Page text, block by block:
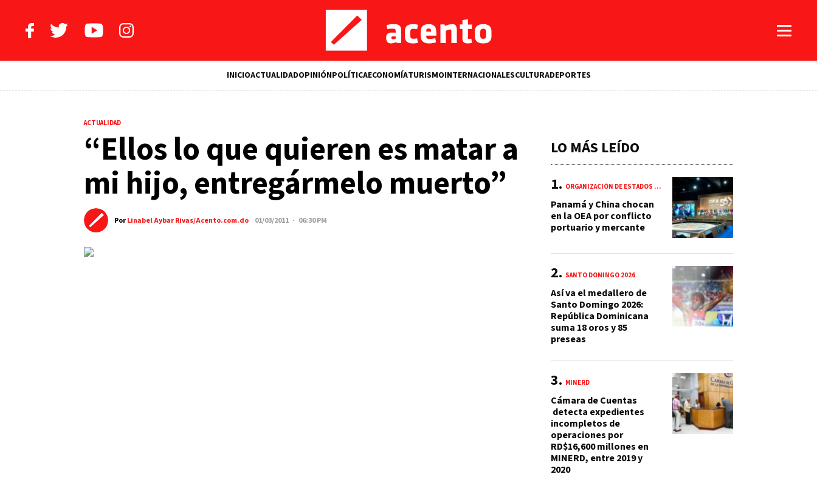
INICIOACTUALIDADOPINIÓNPOLÍTICAECONOMÍATURISMOINTERNACIONALESCULTURADEPORTES
ACTUALIDAD
“Ellos lo que quieren es matar a
mi hijo, entregármelo muerto”
PorLinabel Aybar Rivas/Acento.com.do 01/03/2011 · 06:30 PM
LO MÁS LEÍDO
ORGANIZACIÓN DE ESTADOS AMERICANOS (OEA)
Panamá y China chocan
en la OEA por conflicto
portuario y mercante
SANTO DOMINGO 2026
Así va el medallero de
Santo Domingo 2026:
República Dominicana
suma 18 oros y 85
preseas
MINERD
Cámara de Cuentas
detecta expedientes
incompletos de
operaciones por
RD$16,600 millones en
MINERD, entre 2019 y
2020